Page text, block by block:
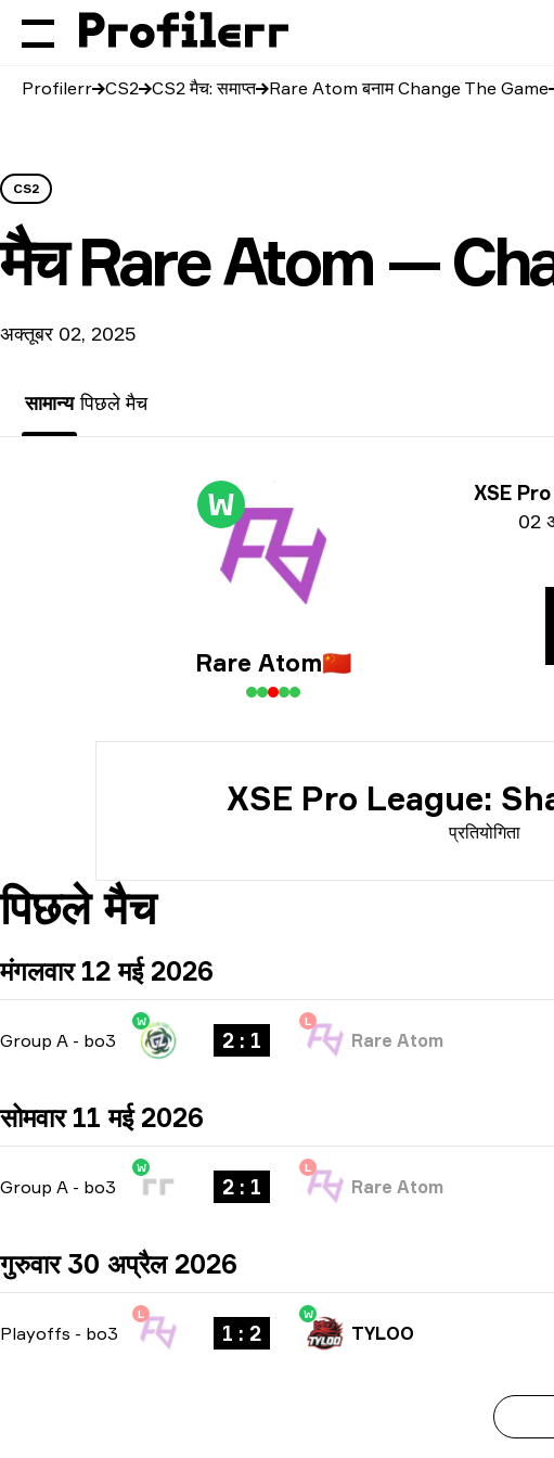
Profilerr CS2 CS2 मैच: समाप्त Rare Atom बनाम Change The Game
CS2
मैच Rare Atom —
अक्तूबर 02, 2025
सामान्य पिछले मैच
प्रतियोगिता
XSE
तिथि जानकारी
02
W
Rare Atom🇨🇳
प्रतियोगिता
XSE Pro League:
पिछले मैच
मंगलवार 12 मई 2026
Group A - bo3
W
2 : 1
L
Rare Atom
सोमवार 11 मई 2026
Group A - bo3
W
2 : 1
L
Rare Atom
गुरुवार 30 अप्रैल 2026
Playoffs - bo3
L
1 : 2
W
TYLOO